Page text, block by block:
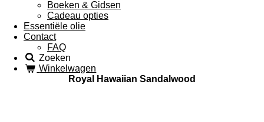
Boeken & Gidsen
Cadeau opties
Essentiële olie
Contact
FAQ
Zoeken
Winkelwagen
Royal Hawaiian Sandalwood